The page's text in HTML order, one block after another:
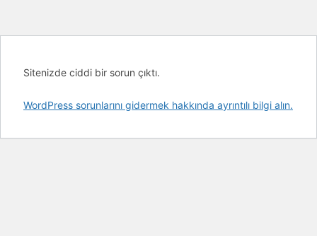
Sitenizde ciddi bir sorun çıktı.
WordPress sorunlarını gidermek hakkında ayrıntılı bilgi alın.